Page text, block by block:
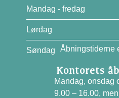
Mandag - fredag
Lørdag
Søndag Åbningstiderne
Kontorets
Mandag, onsdag
9.00 – 16.00,